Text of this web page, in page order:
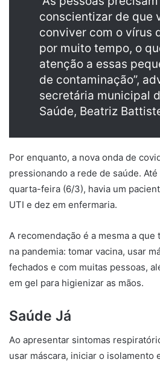
conscientizar de que
conviver com o vírus
por muito tempo, o
atenção a essas
de contaminação”,
secretária municipal
Saúde, Beatriz
Por enquanto, a nova onda de
pressionando a rede de saúde.
quarta-feira (6/3), havia um
UTI e dez em enfermaria.
A recomendação é a mesma a
na pandemia: tomar vacina, usar
fechados e com muitas pessoas,
em gel para higienizar as mãos.
Saúde Já
Ao apresentar sintomas
usar máscara, iniciar o isolamento